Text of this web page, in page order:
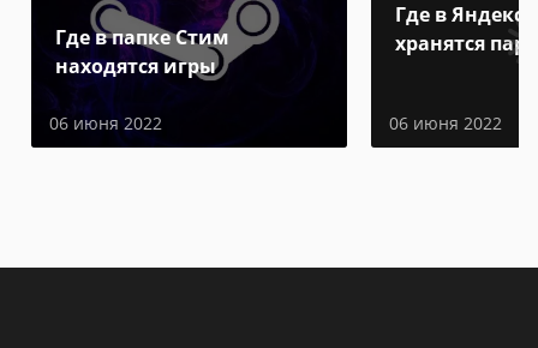
Где в папке Стим
находятся игры
06 июня 2022
Где в Яндекс
хранятся
06 июня 2022